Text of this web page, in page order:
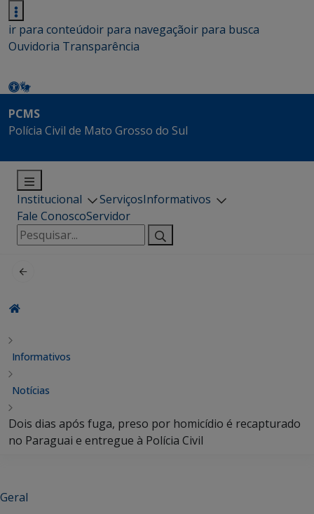
ir para conteúdoir para navegaçãoir para busca
Ouvidoria Transparência
PCMS
Polícia Civil de Mato Grosso do Sul
Institucional ServiçosInformativos
Fale ConoscoServidor
Pesquisar
por:
Informativos
Notícias
Dois dias após fuga, preso por homicídio é recapturado
no Paraguai e entregue à Polícia Civil
Geral